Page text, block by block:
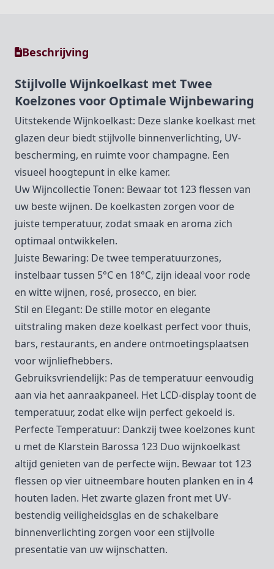
Beschrijving
Stijlvolle Wijnkoelkast met Twee
Koelzones voor Optimale Wijnbewaring
Uitstekende Wijnkoelkast: Deze slanke koelkast met
glazen deur biedt stijlvolle binnenverlichting, UV-
bescherming, en ruimte voor champagne. Een
visueel hoogtepunt in elke kamer.
Uw Wijncollectie Tonen: Bewaar tot 123 flessen van
uw beste wijnen. De koelkasten zorgen voor de
juiste temperatuur, zodat smaak en aroma zich
optimaal ontwikkelen.
Juiste Bewaring: De twee temperatuurzones,
instelbaar tussen 5°C en 18°C, zijn ideaal voor rode
en witte wijnen, rosé, prosecco, en bier.
Stil en Elegant: De stille motor en elegante
uitstraling maken deze koelkast perfect voor thuis,
bars, restaurants, en andere ontmoetingsplaatsen
voor wijnliefhebbers.
Gebruiksvriendelijk: Pas de temperatuur eenvoudig
aan via het aanraakpaneel. Het LCD-display toont de
temperatuur, zodat elke wijn perfect gekoeld is.
Perfecte Temperatuur: Dankzij twee koelzones kunt
u met de Klarstein Barossa 123 Duo wijnkoelkast
altijd genieten van de perfecte wijn. Bewaar tot 123
flessen op vier uitneembare houten planken en in 4
houten laden. Het zwarte glazen front met UV-
bestendig veiligheidsglas en de schakelbare
binnenverlichting zorgen voor een stijlvolle
presentatie van uw wijnschatten.